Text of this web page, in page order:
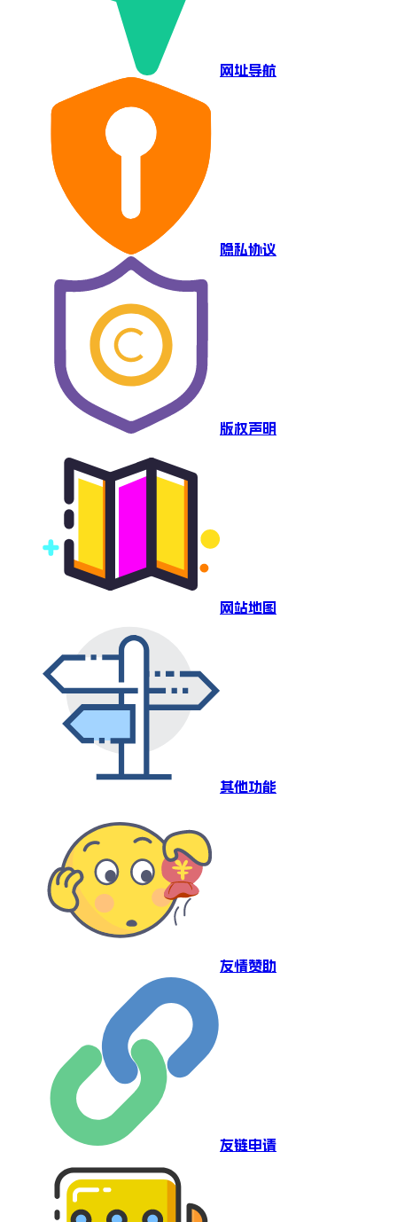
网址导航
隐私协议
版权声明
网站地图
其他功能
友情赞助
友链申请